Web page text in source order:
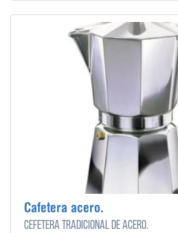
Cafetera acero.
Cefetera tradicional de acero.